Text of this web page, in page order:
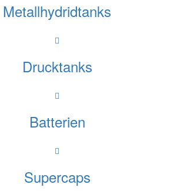
Metallhydridtanks
Drucktanks
Batterien
Supercaps